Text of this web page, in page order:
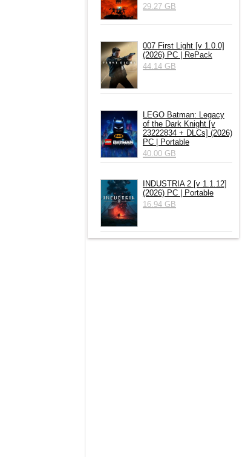
29.27 GB
007 First Light [v 1.0.0]
(2026) PC | RePack
44.14 GB
LEGO Batman: Legacy
of the Dark Knight [v
23222834 + DLCs] (2026)
PC | Portable
40.00 GB
INDUSTRIA 2 [v 1.1.12]
(2026) РС | Portable
16.94 GB